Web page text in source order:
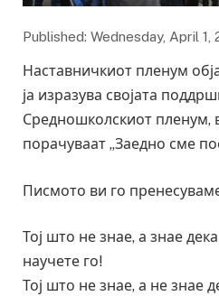
Published: Wednesday, April 1,
Наставничкиот пленум
ја изразува својата
Средношколскиот пленум,
порачуваат „Заедно сме
Писмото ви го
Тој што не знае, а знае
научете го!
Тој што не знае, а не знае